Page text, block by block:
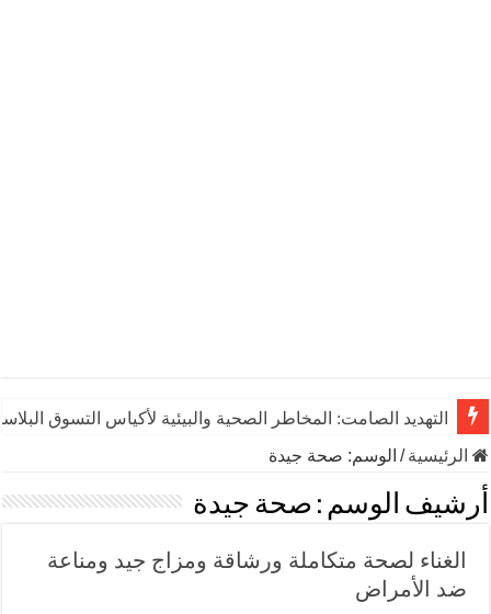
التهديد الصامت: المخاطر الصحية والبيئية لأكياس التسوق
الرئيسية/ الوسم: صحة جيدة
أرشيف الوسم : صحة جيدة
الغناء لصحة متكاملة ورشاقة ومزاج جيد ومناعة
ضد الأمراض